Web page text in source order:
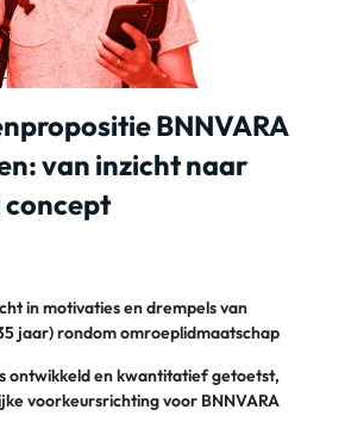
BNNVARA
van inzicht naar
in motivaties en drempels van
jaar) rondom omroeplidmaatschap
ontwikkeld en kwantitatief getoetst,
voorkeursrichting voor BNNVARA